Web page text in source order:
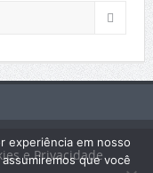
e Privacidade
experiência em nosso
que você